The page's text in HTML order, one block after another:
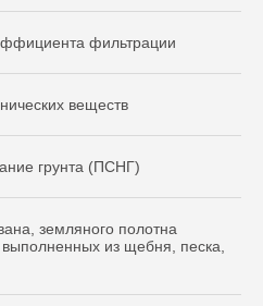
фильтрации
веществ
грунта (ПСНГ)
земляного полотна
из щебня, песка,